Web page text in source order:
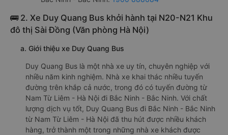
🚌 2. Xe Duy Quang Bus khởi hành tại N20-N21 Khu
đô thị Sài Đồng (Văn phòng Hà Nội)
a. Giới thiệu xe Duy Quang Bus
Duy Quang Bus là một nhà xe uy tín, chuyên nghiệp với
nhiều năm kinh nghiệm. Nhà xe khai thác nhiều tuyến
đường trên khắp cả nước, trong đó có tuyến đường từ
Nam Từ Liêm - Hà Nội đi Bắc Ninh - Bắc Ninh. Với chất
lượng dịch vụ tốt, Duy Quang Bus đi Bắc Ninh - Bắc Ninh
từ Nam Từ Liêm - Hà Nội đã thu hút được nhiều khách
hàng, trở thành một trong những nhà xe khách được